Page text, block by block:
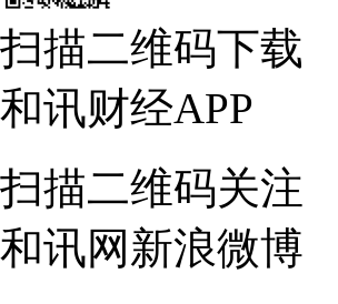
扫描二维码下载
和讯财经APP
扫描二维码关注
和讯网新浪微博